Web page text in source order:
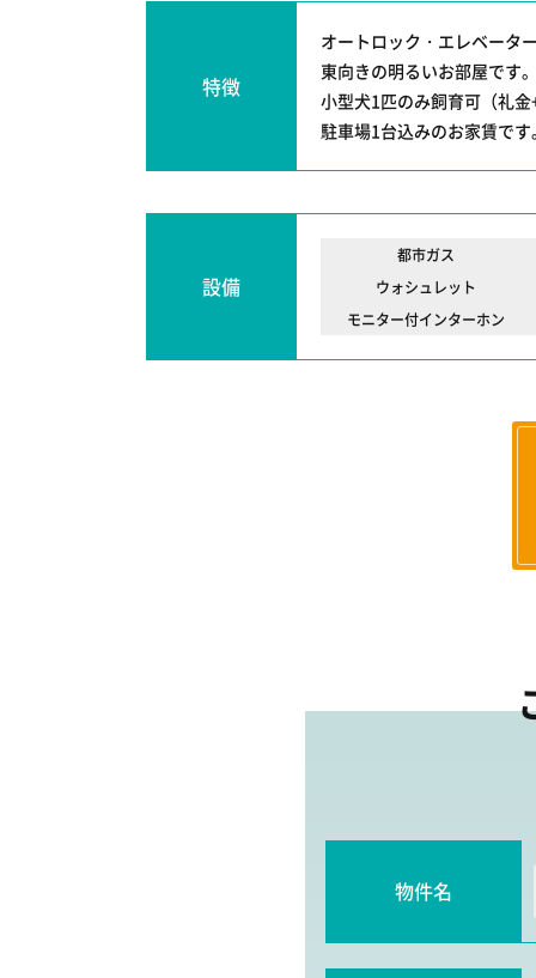
特徴
オートロック・エレベータ
東向きの明るいお部屋です
小型犬1匹のみ飼育可（礼
駐車場1台込みのお家賃です
設備
都市ガス
ウォシュレット
モニター付インターホン
物件名